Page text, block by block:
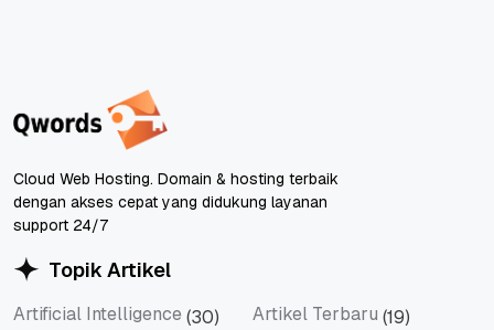
Cloud Web Hosting. Domain & hosting terbaik
dengan akses cepat yang didukung layanan
support 24/7
Topik Artikel
Artificial Intelligence (30) Artikel Terbaru (19)